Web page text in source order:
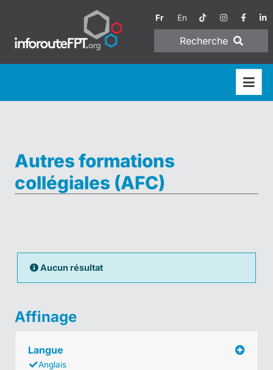
Fr En
Recherche
Autres formations
collégiales (AFC)
Aucun résultat
Affinage
Langue
Anglais